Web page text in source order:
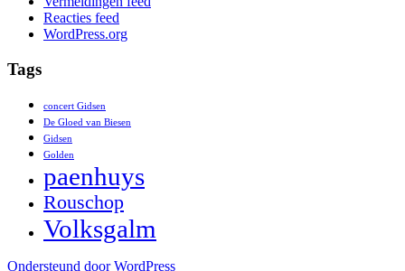
Reacties feed
WordPress.org
Tags
concert Gidsen
De Gloed van Biesen
Gidsen
Golden
paenhuys
Rouschop
Volksgalm
Ondersteund door WordPress